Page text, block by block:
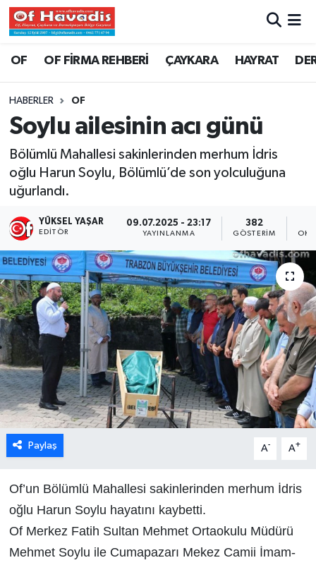
OF OF FİRMA REHBERİ ÇAYKARA HAYRAT
HABERLER OF
Soylu ailesinin acı günü
Bölümlü Mahallesi sakinlerinden merhum İdris
oğlu Harun Soylu, Bölümlü’de son yolculuğuna
uğurlandı.
YÜKSEL YAŞAR
EDITÖR
09.07.2025 - 23:17
YAYINLANMA
382
GÖSTERIM
Paylaş A- A+
Of’un Bölümlü Mahallesi sakinlerinden merhum İdris
oğlu Harun Soylu hayatını kaybetti.
Of Merkez Fatih Sultan Mehmet Ortaokulu Müdürü
Mehmet Soylu ile Cumapazarı Mekez Camii İmam-
Trabzon Nöbetçi Eczaneler
Trabzon Namaz Vakitleri
Trabzon Trafik Yoğunluk Haritası
Süper Lig Puan Durumu ve Fikstür
Tüm Manşetler
Son Dakika Haberleri
Haber Arşivi